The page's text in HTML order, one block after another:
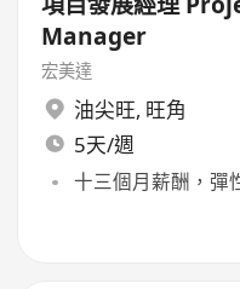
Manager
宏美達
油尖旺, 旺角
5天/週
十三個月薪酬，彈